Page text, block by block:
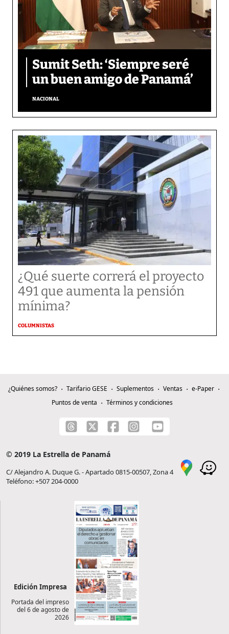
Sumit Seth: ‘Siempre seré
un buen amigo de Panamá’
NACIONAL
¿Qué suerte correrá el proyecto
491 que aumenta la pensión
mínima?
COLUMNISTAS
¿Quiénes somos? Tarifario GESE Suplementos Ventas
e-Paper
Puntos de venta
Términos y condiciones
© 2019 La Estrella de Panamá
C/ Alejandro A. Duque G. - Apartado 0815-00507, Zona 4
Teléfono: +507 204-0000
Edición Impresa
Portada del impreso
del 6 de agosto de
2026